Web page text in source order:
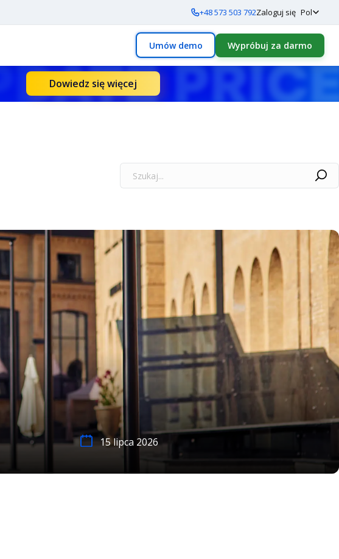
+48 573 503 792Zaloguj się Pol
Umów demo Wypróbuj za darmo
Dowiedz się więcej
15 lipca 2026